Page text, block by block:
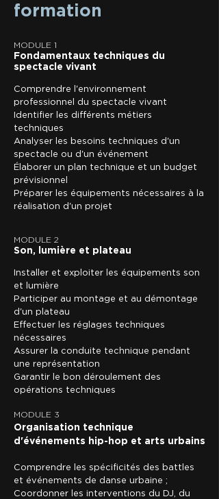
formation
MODULE 1
Fondamentaux techniques du
spectacle vivant
Comprendre l'environnement
professionnel du spectacle vivant
Identifier les différents métiers
techniques
Analyser les besoins techniques d'un
spectacle ou d'un événement
Élaborer un plan technique et un budget
prévisionnel
Préparer les équipements nécessaires à la
réalisation d'un projet
MODULE 2
Son, lumière et plateau
Installer et exploiter les équipements son
et lumière
Participer au montage et au démontage
d'un plateau
Effectuer les réglages techniques
nécessaires
Assurer la conduite technique pendant
une représentation
Garantir le bon déroulement des
opérations techniques
MODULE 3
Organisation technique
d'événements hip-hop et arts urbains
Comprendre les spécificités des battles
et événements de danse urbaine ;
Coordonner les interventions du DJ, du